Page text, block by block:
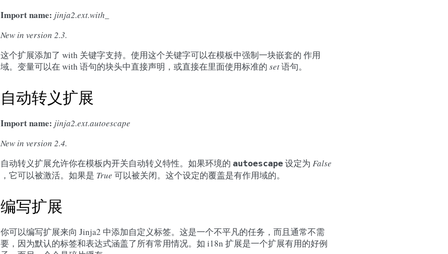
Import name: jinja2.ext.with_
New in version 2.3.
这个扩展添加了 with 关键字支持。使用这个关键字可以在模板中强制一块嵌套的 作用
域。变量可以在 with 语句的块头中直接声明，或直接在里面使用标准的 set语句。
自动转义扩展
Import name: jinja2.ext.autoescape
New in version 2.4.
自动转义扩展允许你在模板内开关自动转义特性。如果环境的 autoescape 设定为 False
，它可以被激活。如果是 True 可以被关闭。这个设定的覆盖是有作用域的。
编写扩展
你可以编写扩展来向 Jinja2 中添加自定义标签。这是一个不平凡的任务，而且通常不需
要，因为默认的标签和表达式涵盖了所有常用情况。如 i18n 扩展是一个扩展有用的好例